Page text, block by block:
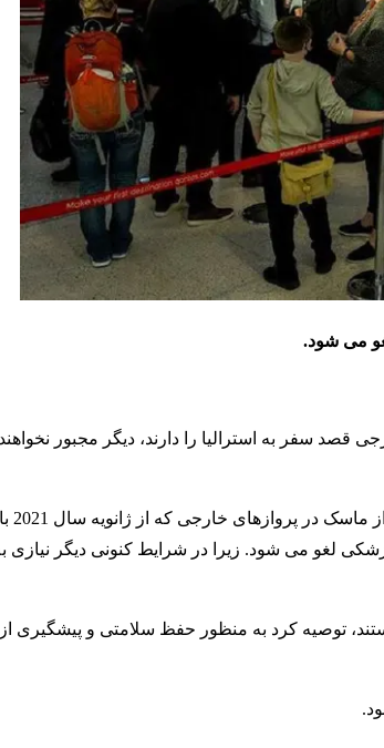
می شود.
قصد سفر به استرالیا را دارند، دیگر مجبور
ارشد پزشکی لغو می شود. زیرا در شرایط کنونی دیگر